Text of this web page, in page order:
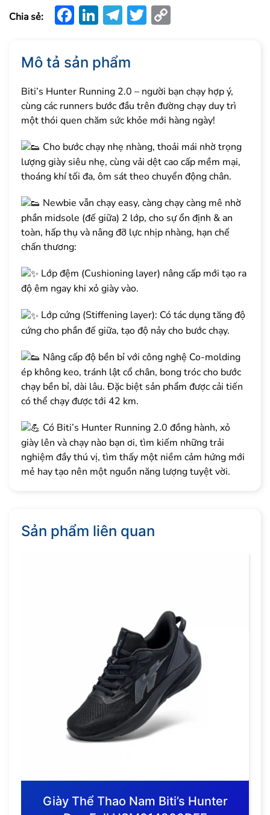
Chia sẻ:
Facebook
LinkedIn
Telegram
Twitter
Mô tả sản phẩm
Biti’s Hunter Running 2.0 – người bạn chạy hợp ý,
cùng các runners bước đầu trên đường chạy duy trì
một thói quen chăm sức khỏe mới hàng ngày!
Cho bước chạy nhẹ nhàng, thoải mái nhờ trọng
lượng giày siêu nhẹ, cùng vải dệt cao cấp mềm mại,
thoáng khí tối đa, ôm sát theo chuyển động chân.
Newbie vẫn chạy easy, càng chạy càng mê nhờ
phần midsole (đế giữa) 2 lớp, cho sự ổn định & an
toàn, hấp thụ và nâng đỡ lực nhịp nhàng, hạn chế
chấn thương:
Lớp đệm (Cushioning layer) nâng cấp mới tạo ra
độ êm ngay khi xỏ giày vào.
Lớp cứng (Stiffening layer): Có tác dụng tăng độ
cứng cho phần đế giữa, tạo độ nảy cho bước chạy.
Nâng cấp độ bền bỉ với công nghệ Co-molding
ép không keo, tránh lật cổ chân, bong tróc cho bước
chạy bền bỉ, dài lâu. Đặc biệt sản phẩm được cải tiến
có thể chạy được tới 42 km.
Có Biti’s Hunter Running 2.0 đồng hành, xỏ
giày lên và chạy nào bạn ơi, tìm kiếm những trải
nghiệm đầy thú vị, tìm thấy một niềm cảm hứng mới
mẻ hay tạo nên một nguồn năng lượng tuyệt vời.
Sản phẩm liên quan
Giày Thể Thao Nam Biti’s Hunter